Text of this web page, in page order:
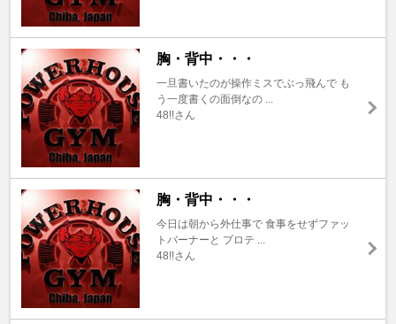
胸・背中・・・
一旦書いたのが操作ミスでぶっ飛んで も
う一度書くの面倒なの ...
48!!さん
胸・背中・・・
今日は朝から外仕事で 食事をせずファッ
トバーナーと プロテ ...
48!!さん